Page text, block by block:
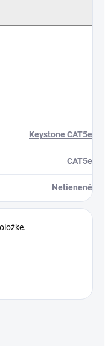
Keystone CAT5e
CAT5e
Netienené